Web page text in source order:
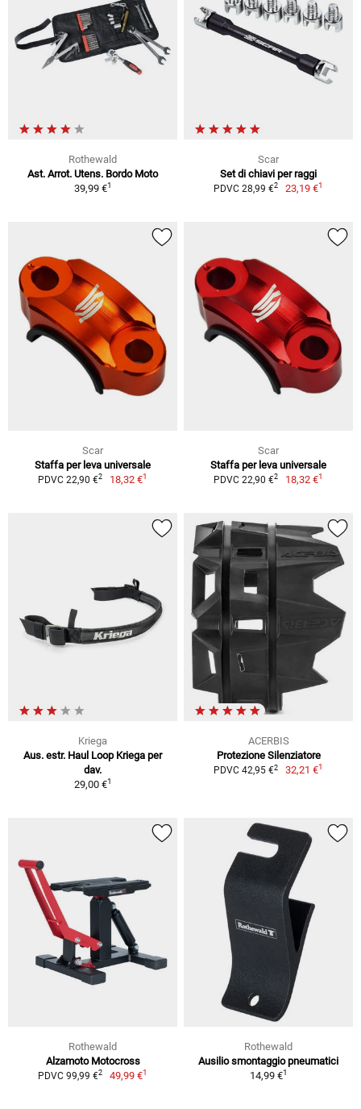
Rothewald
Ast. Arrot. Utens. Bordo Moto
39,99 €1
Scar
Set di chiavi per raggi
PDVC 28,99 €2 23,19 €1
Scar
Staffa per leva universale
PDVC 22,90 €2 18,32 €1
Scar
Staffa per leva universale
PDVC 22,90 €2 18,32 €1
Kriega
Aus. estr. Haul Loop Kriega per
dav.
29,00 €1
ACERBIS
Protezione Silenziatore
PDVC 42,95 €2 32,21 €1
Rothewald
Alzamoto Motocross
PDVC 99,99 €2 49,99 €1
Rothewald
Ausilio smontaggio pneumatici
14,99 €1